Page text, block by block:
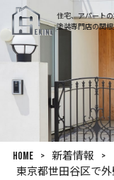
住宅、アパート
塗装専門店の関
HOME > 新着情報
>
東京都世田谷区で